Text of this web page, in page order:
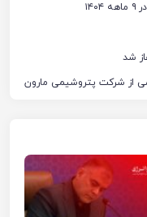
شد
از شرکت پتروشیمی مارون